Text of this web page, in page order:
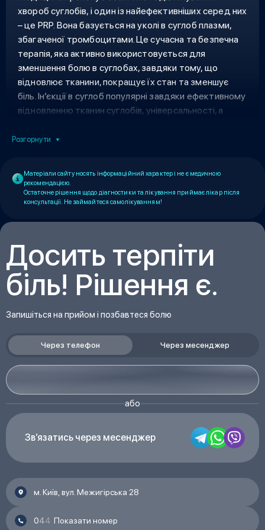
Розгорнути
хвороб суглобів, і один із найефективніших серед них
– це PRP. Вона базується на уколі в суглоб плазми,
збагаченої тромбоцитами. Це сучасна та безпечна
терапія, яка активно використовується для
зменшення болю в суглобах, завдяки тому, що
відновлює тканини, покращує їх стан та зменшує
біль. Ін’єкції в суглоб популярні завдяки ефективному
відновленню тканин суглобів, універсальності, а
реакцій.
Що таке терапія PRP?
Це внутрішньосуглобові ін’єкції плазми, збагаченої
факторів росту та біологічно активних молекул, які
ще називають цитокінами. Ці речовини
безпосередньо впливають на процеси загоєння та
Матеріали сайту носять інформаційний характер і не є медичною
рекомендацією.
Остаточне рішення щодо діагностики та лікування приймає лікар після
консультації. Не займайтеся самолікуванням!
Досить терпіти
біль! Рішення є.
Запишіться на прийом і позбавтеся болю
Через телефон Через месенджер
або
Звʼязатись через месенджер
м. Київ, вул. Межигірська 28
044 Показати номер